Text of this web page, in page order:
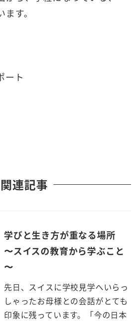
す。
ート
関連記事
学びと生き方が重なる場所
〜スイスの教育から学ぶこと
〜
先日、スイスに学校見学へいらっ
しゃったお母様との会話がとても
印象に残っています。「今の日本